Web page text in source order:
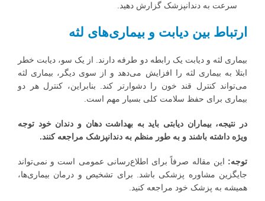
سرعت به دندانپزشک گزارش دهید.
ارتباط بین دیابت و بیماری‌های لثه
بیماری لثه و دیابت یک رابطه دو طرفه دارند. از یک سو، دیابت خطر
ابتلا به بیماری لثه را افزایش می‌دهد و از سوی دیگر، بیماری لثه
می‌تواند کنترل قند خون را دشوارتر کند. بنابراین، کنترل هر دو
بیماری برای حفظ سلامت کلی بسیار مهم است.
در نتیجه، بیماران دیابتی باید به بهداشت دهان و دندان خود توجه
ویژه داشته باشند و به طور منظم به دندانپزشک مراجعه کنند.
توجه: این مقاله صرفاً برای اطلاع‌رسانی عمومی است و نمی‌تواند
جایگزین مشاوره پزشکی باشد. برای تشخیص و درمان بیماری‌ها،
همیشه به پزشک خود مراجعه کنید.